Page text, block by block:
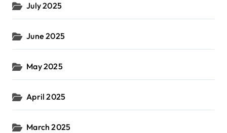
July 2025
June 2025
May 2025
April 2025
March 2025